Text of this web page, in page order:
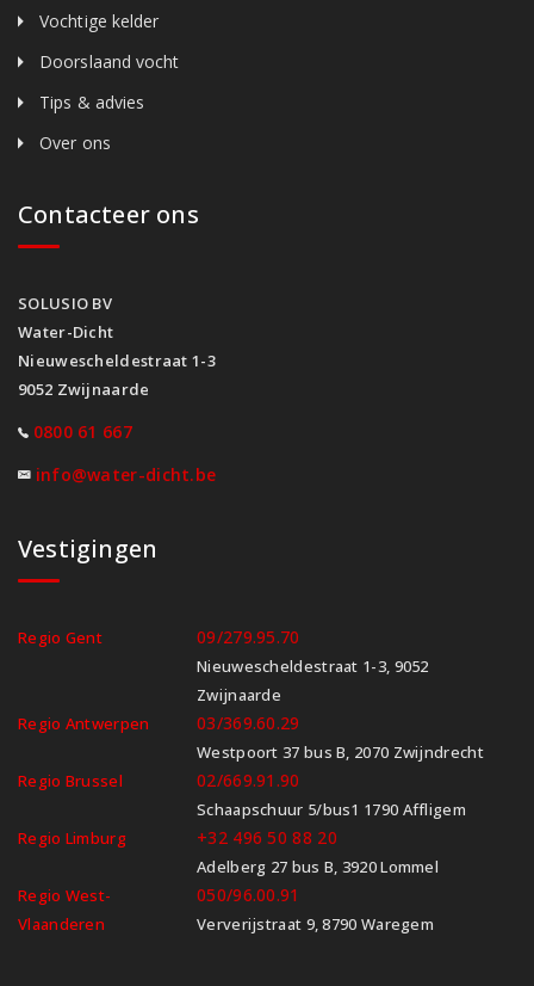
Vochtige kelder
Doorslaand vocht
Tips & advies
Over ons
Contacteer ons
SOLUSIO BV
Water-Dicht
Nieuwescheldestraat 1-3
9052 Zwijnaarde
0800 61 667
info@water-dicht.be
Vestigingen
Regio Gent 09/279.95.70
Nieuwescheldestraat 1-3, 9052
Zwijnaarde
Regio Antwerpen
03/369.60.29
Westpoort 37 bus B, 2070 Zwijndrecht
Regio Brussel
02/669.91.90
Schaapschuur 5/bus1 1790 Affligem
Regio Limburg
+32 496 50 88 20
Adelberg 27 bus B, 3920 Lommel
Regio West-
Vlaanderen
050/96.00.91
Ververijstraat 9, 8790 Waregem